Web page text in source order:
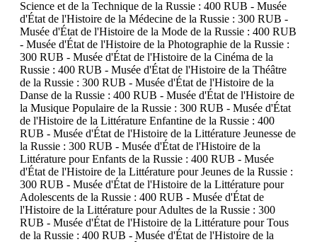
Science et de la Technique de la Russie : 400 RUB - Musée
d'État de l'Histoire de la Médecine de la Russie : 300 RUB -
Musée d'État de l'Histoire de la Mode de la Russie : 400 RUB
- Musée d'État de l'Histoire de la Photographie de la Russie :
300 RUB - Musée d'État de l'Histoire de la Cinéma de la
Russie : 400 RUB - Musée d'État de l'Histoire de la Théâtre
de la Russie : 300 RUB - Musée d'État de l'Histoire de la
Danse de la Russie : 400 RUB - Musée d'État de l'Histoire de
la Musique Populaire de la Russie : 300 RUB - Musée d'État
de l'Histoire de la Littérature Enfantine de la Russie : 400
RUB - Musée d'État de l'Histoire de la Littérature Jeunesse de
la Russie : 300 RUB - Musée d'État de l'Histoire de la
Littérature pour Enfants de la Russie : 400 RUB - Musée
d'État de l'Histoire de la Littérature pour Jeunes de la Russie :
300 RUB - Musée d'État de l'Histoire de la Littérature pour
Adolescents de la Russie : 400 RUB - Musée d'État de
l'Histoire de la Littérature pour Adultes de la Russie : 300
RUB - Musée d'État de l'Histoire de la Littérature pour Tous
de la Russie : 400 RUB - Musée d'État de l'Histoire de la